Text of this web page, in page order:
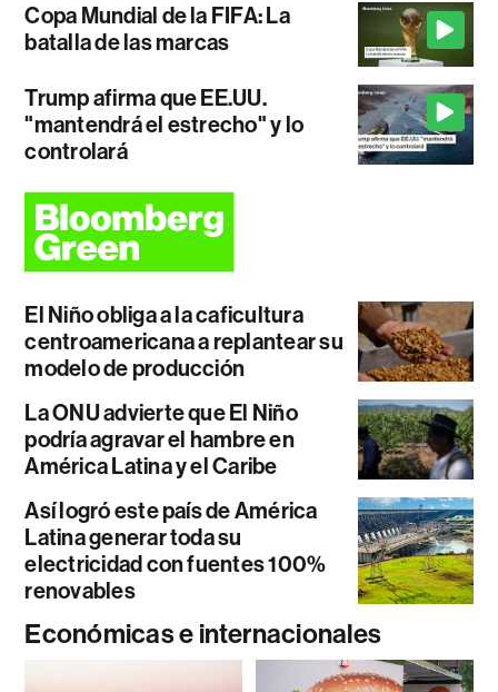
Copa Mundial de la FIFA: La
batalla de las marcas
Trump afirma que EE.UU.
"mantendrá el estrecho" y lo
controlará
El Niño obliga a la caficultura
centroamericana a replantear su
modelo de producción
La ONU advierte que El Niño
podría agravar el hambre en
América Latina y el Caribe
Así logró este país de América
Latina generar toda su
electricidad con fuentes 100%
renovables
Económicas e internacionales